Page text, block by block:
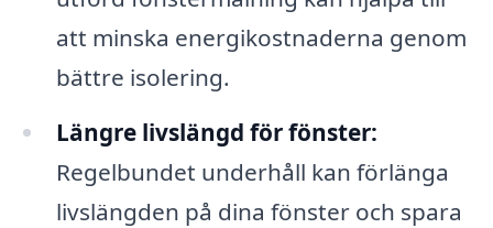
att minska energikostnaderna genom
bättre isolering.
Längre livslängd för fönster:
Regelbundet underhåll kan förlänga
livslängden på dina fönster och spara